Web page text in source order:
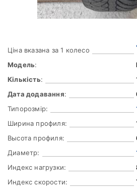
Ціна вказана за 1 колесо
Модель:
Кількість:
Дата додавання:
Типорозмір:
Ширина профиля:
Высота профиля:
Диаметр:
Индекс нагрузки:
Индекс скорости: